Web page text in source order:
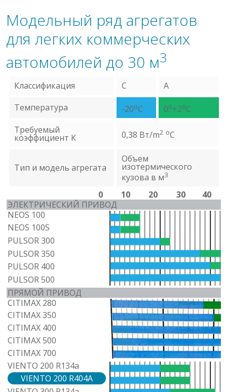
Модельный ряд агрегатов
для легких коммерческих
автомобилей до 30 м3
Классификация С
А
Температура
-20oC 0o+2oC
Требуемый
коэффициент К 0,38 Вт/m2 oC
Тип и модель агрегата
Объем
изотермического
кузова в м3
0 10 20 30
40
ЭЛЕКТРИЧЕСКИЙ ПРИВОД
NEOS 100
NEOS 100S
PULSOR 300
PULSOR 350
PULSOR 400
PULSOR 500
ПРЯМОЙ ПРИВОД
CITIMAX 280
CITIMAX 350
CITIMAX 400
CITIMAX 500
CITIMAX 700
VIENTO 200 R134a
VIENTO 200 R404A